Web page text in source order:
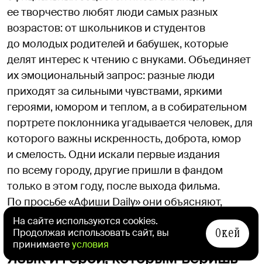
ее творчество любят люди самых разных
возрастов: от школьников и студентов
до молодых родителей и бабушек, которые
делят интерес к чтению с внуками. Объединяет
их эмоциональный запрос: разные люди
приходят за сильными чувствами, яркими
героями, юмором и теплом, а в собирательном
портрете поклонника угадывается человек, для
которого важны искренность, доброта, юмор
и смелость. Одни искали первые издания
по всему городу, другие пришли в фандом
только в этом году, после выхода фильма.
По просьбе «Афиши Daily» они объясняют,
за что так любят творчество Анны Джейн.
Язык и герои, которым веришь
На сайте используются cookies.
Продолжая использовать сайт, вы
принимаетеусловия
Окей